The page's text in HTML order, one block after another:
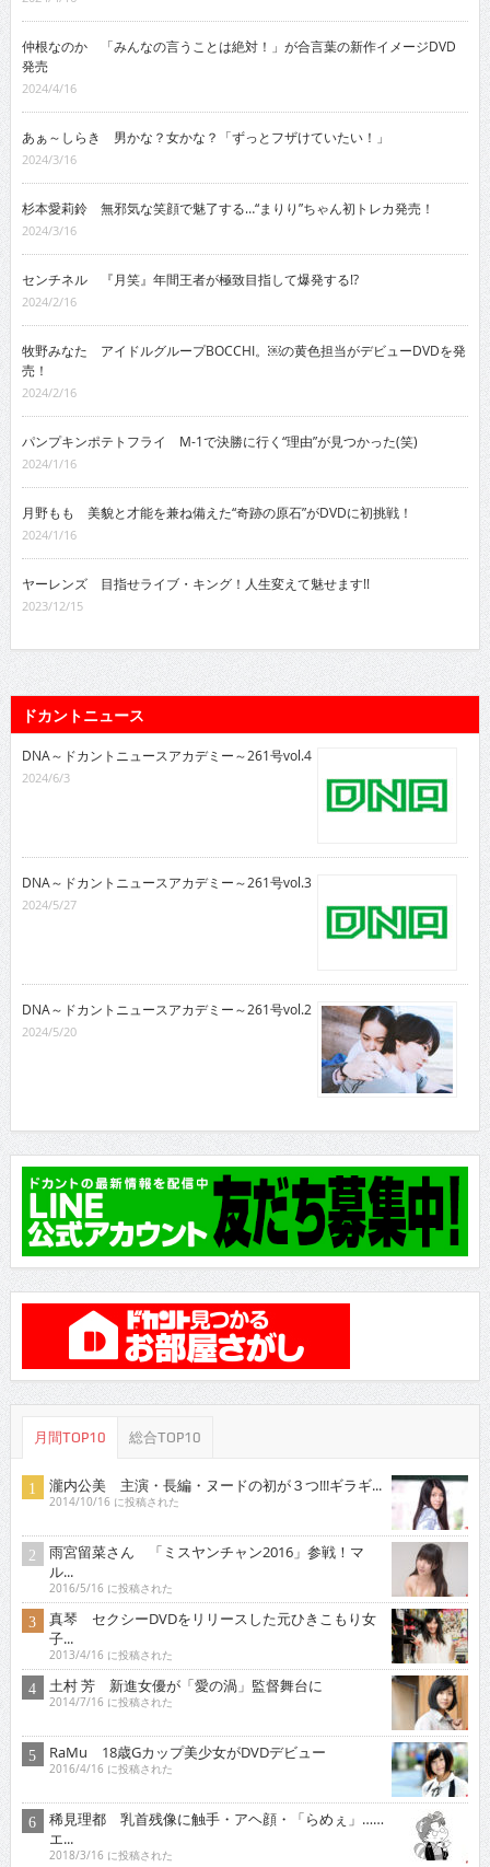
仲根なのか 「みんなの言うことは絶対！」が合言葉の新作イメージDVD
発売
2024/4/16
あぁ～しらき 男かな？女かな？「ずっとフザけていたい！」
2024/3/16
杉本愛莉鈴 無邪気な笑顔で魅了する…“まりり”ちゃん初トレカ発売！
2024/3/16
センチネル 『月笑』年間王者が極致目指して爆発する!?
2024/2/16
牧野みなた アイドルグループBOCCHI。￼の黄色担当がデビューDVDを発
売！
2024/2/16
パンプキンポテトフライ M-1で決勝に行く“理由”が見つかった(笑)
2024/1/16
月野もも 美貌と才能を兼ね備えた“奇跡の原石”がDVDに初挑戦！
2024/1/16
ヤーレンズ 目指せライブ・キング！人生変えて魅せます!!
2023/12/15
ドカントニュース
DNA～ドカントニュースアカデミー～261号vol.4
2024/6/3
DNA～ドカントニュースアカデミー～261号vol.3
2024/5/27
DNA～ドカントニュースアカデミー～261号vol.2
2024/5/20
月間TOP10 総合TOP10
瀧内公美 主演・長編・ヌードの初が３つ!!!ギラギ...
2014/10/16 に投稿された
雨宮留菜さん 「ミスヤンチャン2016」参戦！マ
ル...
2016/5/16 に投稿された
真琴 セクシーDVDをリリースした元ひきこもり女
子...
2013/4/16 に投稿された
土村 芳 新進女優が「愛の渦」監督舞台に
2014/7/16 に投稿された
RaMu 18歳Gカップ美少女がDVDデビュー
2016/4/16 に投稿された
稀見理都 乳首残像に触手・アヘ顔・「らめぇ」……
エ...
2018/3/16 に投稿された